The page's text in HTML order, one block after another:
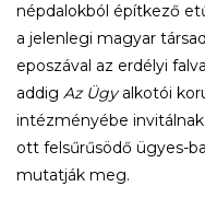
népdalokból építkező
a jelenlegi magyar
eposzával az erdélyi
addig Az Ügyalkotói
intézményébe
ott felsűrűsödő ügyes-
mutatják meg.